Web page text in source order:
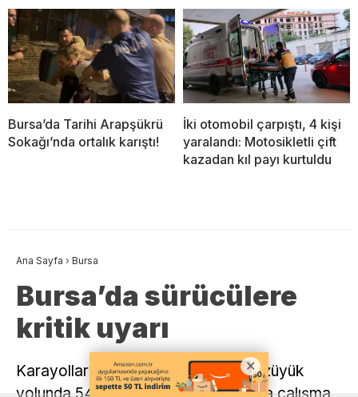
Bursa’da Tarihi Arapşükrü
Sokağı’nda ortalık karıştı!
İki otomobil çarpıştı, 4 kişi
yaralandı: Motosikletli çift
kazadan kıl payı kurtuldu
Ana Sayfa › Bursa
Bursa’da sürücülere
kritik uyarı
Karayolları uyardı: Bursa-İnegöl-Bozüyük